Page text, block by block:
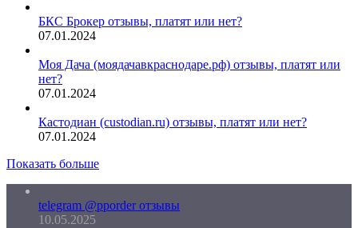
БКС Брокер отзывы, платят или нет?
07.01.2024
Моя Дача (моядачавкраснодаре.рф) отзывы, платят или
нет?
07.01.2024
Кастодиан (custodian.ru) отзывы, платят или нет?
07.01.2024
Показать больше
telegram @pporder отзывы
10.05.2025